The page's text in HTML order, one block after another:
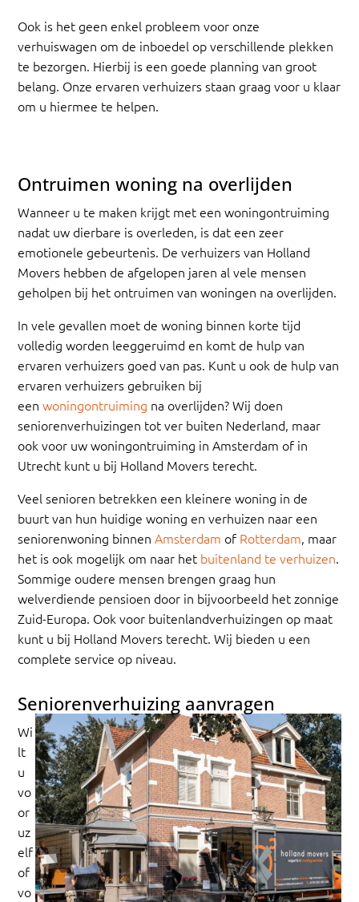
Ook is het geen enkel probleem voor onze
verhuiswagen om de inboedel op verschillende plekken
te bezorgen. Hierbij is een goede planning van groot
belang. Onze ervaren verhuizers staan graag voor u klaar
om u hiermee te helpen.
Ontruimen woning na overlijden
Wanneer u te maken krijgt met een woningontruiming
nadat uw dierbare is overleden, is dat een zeer
emotionele gebeurtenis. De verhuizers van Holland
Movers hebben de afgelopen jaren al vele mensen
geholpen bij het ontruimen van woningen na overlijden.
In vele gevallen moet de woning binnen korte tijd
volledig worden leeggeruimd en komt de hulp van
ervaren verhuizers goed van pas. Kunt u ook de hulp van
ervaren verhuizers gebruiken bij
eenwoningontruiming na overlijden? Wij doen
seniorenverhuizingen tot ver buiten Nederland, maar
ook voor uw woningontruiming in Amsterdam of in
Utrecht kunt u bij Holland Movers terecht.
Veel senioren betrekken een kleinere woning in de
buurt van hun huidige woning en verhuizen naar een
seniorenwoning binnenAmsterdam of Rotterdam, maar
het is ook mogelijk om naar het buitenland te verhuizen.
Sommige oudere mensen brengen graag hun
welverdiende pensioen door in bijvoorbeeld het zonnige
Zuid-Europa. Ook voor buitenlandverhuizingen op maat
kunt u bij Holland Movers terecht. Wij bieden u een
complete service op niveau.
Seniorenverhuizing aanvragen
Wi
lt
u
vo
or
uz
elf
of
vo